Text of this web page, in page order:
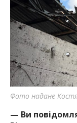
Фото надане
— Ви